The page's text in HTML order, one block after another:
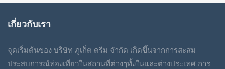
เกี่ยวกับเรา
จุดเริ่มต้นของ บริษัท ภูเก็ต ดรีม จำกัด เกิดขึ้นจากการสะสม
ประสบการณ์ท่องเที่ยวในสถานที่ต่างๆทั้งในและต่างประเทศ การ